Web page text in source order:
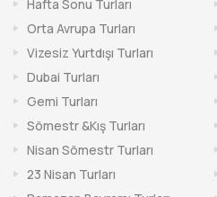
Hafta Sonu Turları
Orta Avrupa Turları
Vizesiz Yurtdışı Turları
Dubai Turları
Gemi Turları
Sömestr &Kış Turları
Nisan Sömestr Turları
23 Nisan Turları